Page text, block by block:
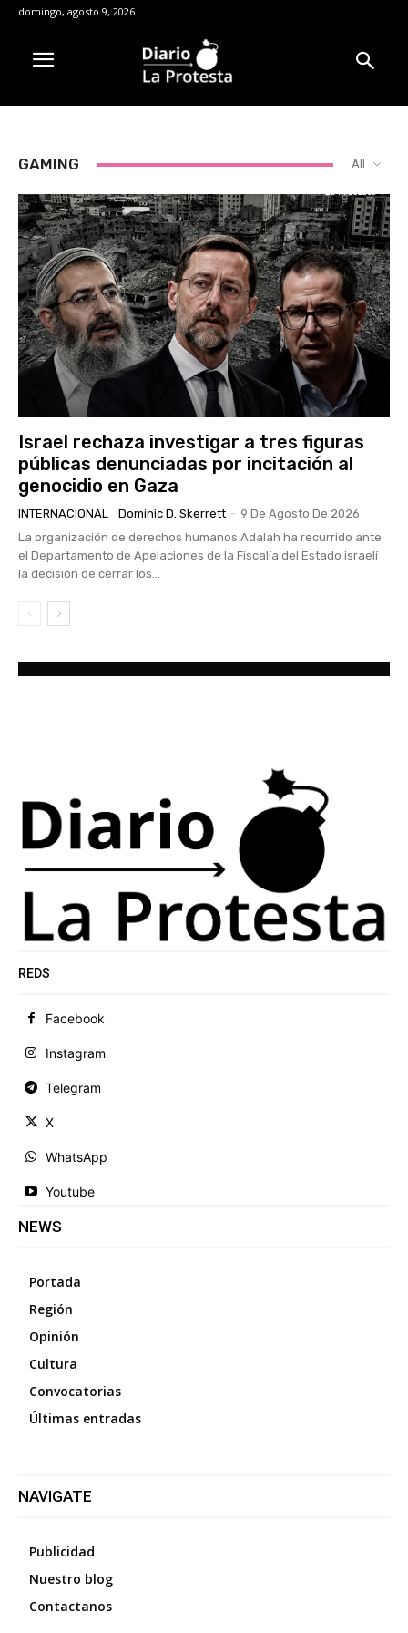
domingo, agosto 9, 2026
GAMING All
Israel rechaza investigar a tres figuras
públicas denunciadas por incitación al
genocidio en Gaza
INTERNACIONAL Dominic D. Skerrett - 9 De Agosto De 2026
La organización de derechos humanos Adalah ha recurrido ante
el Departamento de Apelaciones de la Fiscalía del Estado israelí
la decisión de cerrar los...
REDS
Facebook
Instagram
Telegram
X
WhatsApp
Youtube
NEWS
Portada
Región
Opinión
Cultura
Convocatorias
Últimas entradas
NAVIGATE
Publicidad
Nuestro blog
Contactanos